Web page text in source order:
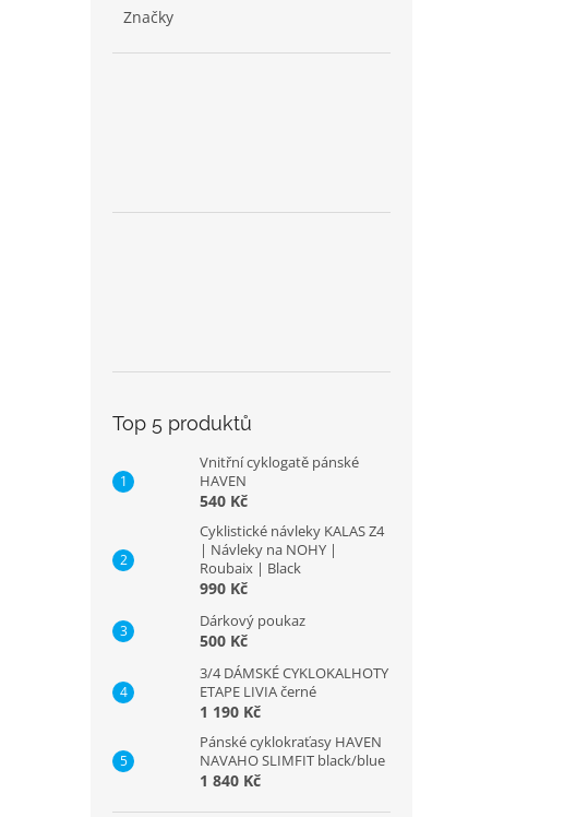
Značky
Top 5 produktů
Vnitřní cyklogatě pánské
HAVEN
540 Kč
Cyklistické návleky KALAS Z4
| Návleky na NOHY |
Roubaix | Black
990 Kč
Dárkový poukaz
500 Kč
3/4 DÁMSKÉ CYKLOKALHOTY
ETAPE LIVIA černé
1 190 Kč
Pánské cyklokraťasy HAVEN
NAVAHO SLIMFIT black/blue
1 840 Kč